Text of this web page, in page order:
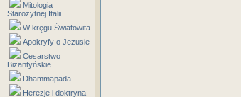
Mitologia
Starożytnej Italii
W kręgu Światowita
Apokryfy o Jezusie
Cesarstwo
Bizantyńskie
Dhammapada
Herezje i doktryna